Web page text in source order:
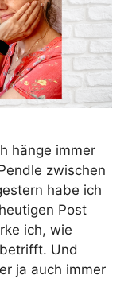
hänge immer
zwischen
habe ich
Post
ich, wie
Und
ja auch immer